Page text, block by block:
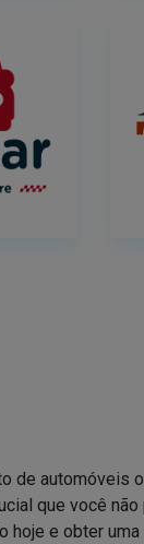
de automóveis
que você não
hoje e obter uma